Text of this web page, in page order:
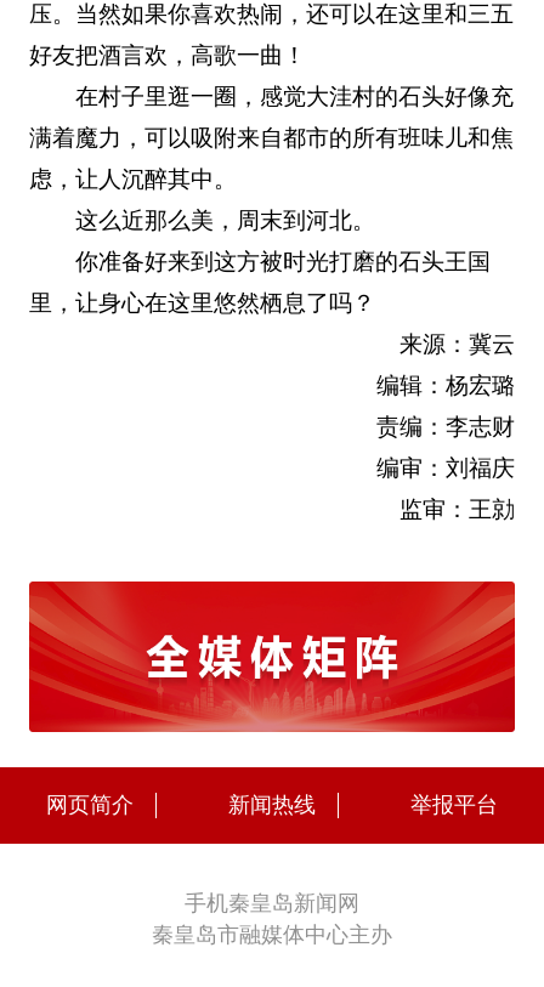
压。当然如果你喜欢热闹，还可以在这里和三五
好友把酒言欢，高歌一曲！
在村子里逛一圈，感觉大洼村的石头好像充
满着魔力，可以吸附来自都市的所有班味儿和焦
虑，让人沉醉其中。
这么近那么美，周末到河北。
你准备好来到这方被时光打磨的石头王国
里，让身心在这里悠然栖息了吗？
来源：冀云
编辑：杨宏璐
责编：李志财
编审：刘福庆
监审：王勍
网页简介 新闻热线 举报平台
手机秦皇岛新闻网
秦皇岛市融媒体中心主办